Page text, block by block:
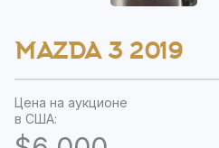
MAZDA 3 2019
Цена на аукционе
в США: